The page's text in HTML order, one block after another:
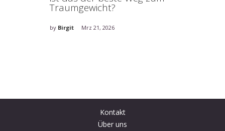
Traumgewicht?
by Birgit Mrz 21, 2026
Kontakt
Über uns